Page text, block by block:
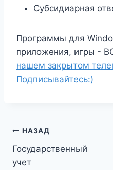
Субсидиарная
Программы для
приложения, игры -
нашем закрытом
Подписывайтесь:)
Навигация
по
НАЗАД
Государственный
учет